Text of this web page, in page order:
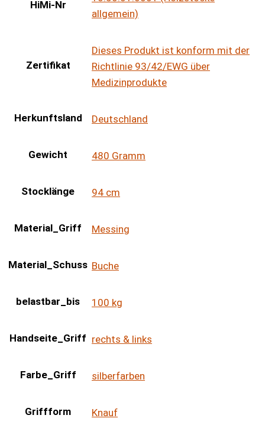
HiMi-Nr
allgemein)
Zertifikat
Dieses Produkt ist konform mit der
Richtlinie 93/42/EWG über
Medizinprodukte
Herkunftsland Deutschland
Gewicht 480 Gramm
Stocklänge 94 cm
Material_Griff Messing
Material_Schuss Buche
belastbar_bis 100 kg
Handseite_Griff rechts & links
Farbe_Griff silberfarben
Griffform Knauf